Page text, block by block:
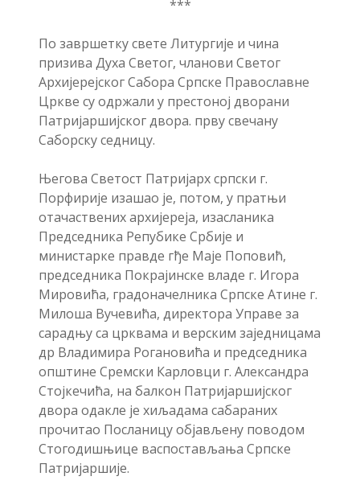
***
По завршетку свете Литургије и чина
призива Духа Светог, чланови Светог
Архијерејског Сабора Српске Православне
Цркве су одржали у престоној дворани
Патријаршијског двора. прву свечану
Саборску седницу.
Његова Светост Патријарх српски г.
Порфирије изашао је, потом, у пратњи
отачаствених архијереја, изасланика
Председника Репубике Србије и
министарке правде гђе Маје Поповић,
председника Покрајинске владе г. Игора
Мировића, градоначелника Српске Атине г.
Милоша Вучевића, директора Управе за
сарадњу са црквама и верским заједницама
др Владимира Рогановића и председника
општине Сремски Карловци г. Александра
Стојкечића, на балкон Патријаршијског
двора одакле је хиљадама сабараних
прочитао Посланицу објављену поводом
Стогодишњице васпостављања Српске
Патријаршије.